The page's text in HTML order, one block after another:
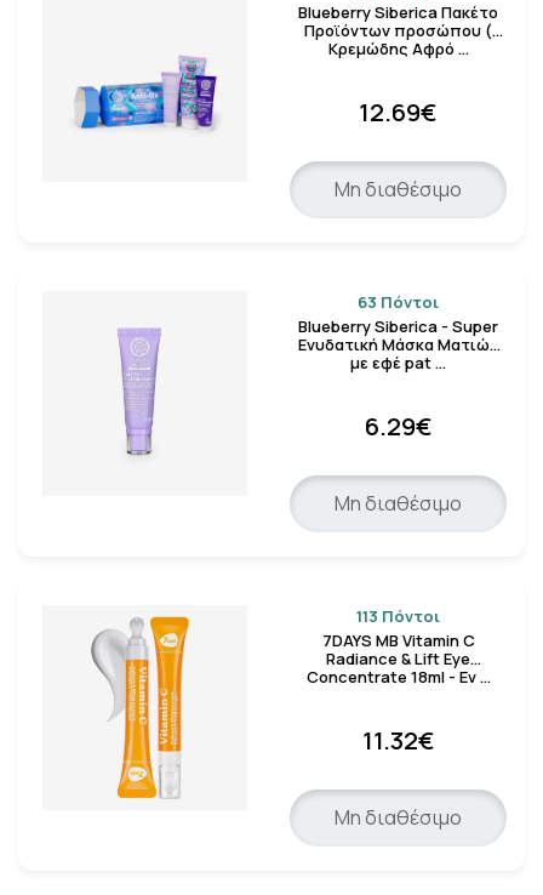
Blueberry Siberica Πακέτο
Προϊόντων προσώπου (
Κρεμώδης Αφρό …
12.69€
Μη διαθέσιμο
63 Πόντοι
Blueberry Siberica - Super
Ενυδατική Μάσκα Ματιών
με εφέ pat …
6.29€
Μη διαθέσιμο
113 Πόντοι
7DAYS MB Vitamin C
Radiance & Lift Eye
Concentrate 18ml - Εν …
11.32€
Μη διαθέσιμο